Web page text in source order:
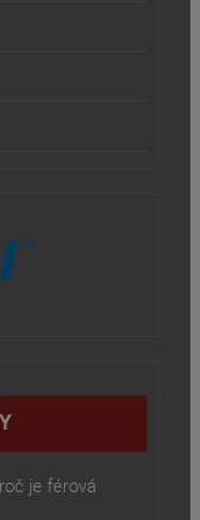
je férová